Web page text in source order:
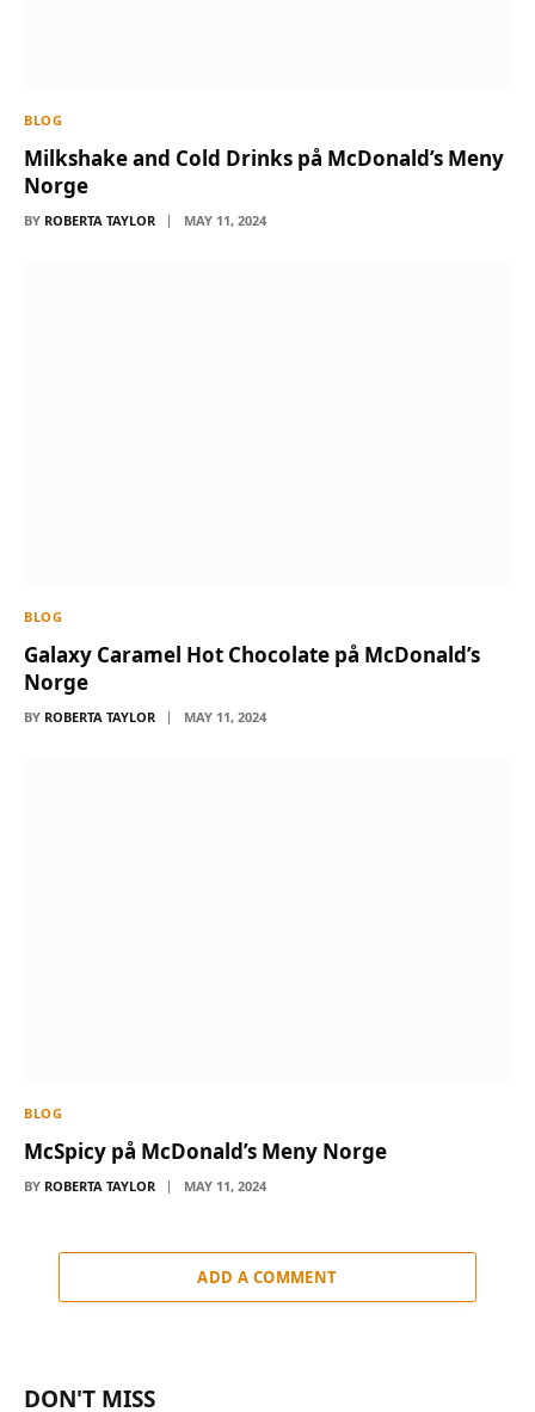
BLOG
Milkshake and Cold Drinks på McDonald’s Meny
Norge
BY ROBERTA TAYLOR MAY 11, 2024
BLOG
Galaxy Caramel Hot Chocolate på McDonald’s
Norge
BY ROBERTA TAYLOR MAY 11, 2024
BLOG
McSpicy på McDonald’s Meny Norge
BY ROBERTA TAYLOR MAY 11, 2024
ADD A COMMENT
DON'T MISS